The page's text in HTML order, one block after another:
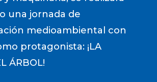
una jornada de
medioambiental con
protagonista: ¡LA
ÁRBOL!